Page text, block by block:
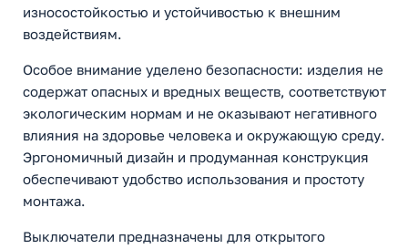
износостойкостью и устойчивостью к внешним
воздействиям.
Особое внимание уделено безопасности: изделия не
содержат опасных и вредных веществ, соответствуют
экологическим нормам и не оказывают негативного
влияния на здоровье человека и окружающую среду.
Эргономичный дизайн и продуманная конструкция
обеспечивают удобство использования и простоту
монтажа.
Выключатели предназначены для открытого